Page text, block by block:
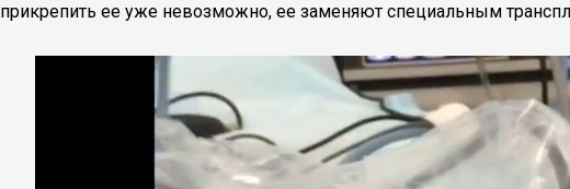
прикрепить ее уже невозможно, ее заменяют специальным